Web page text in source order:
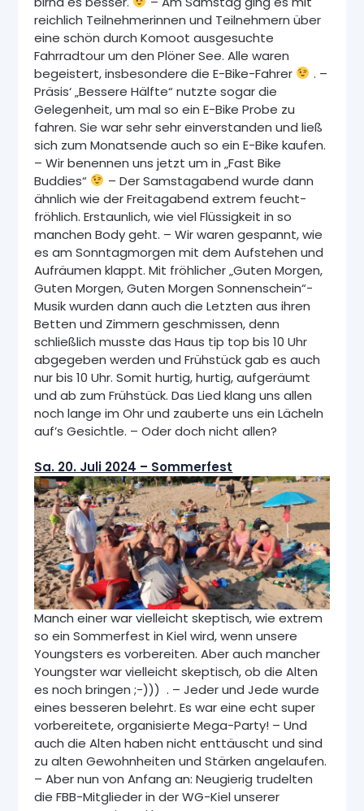
reichlich Teilnehmerinnen und Teilnehmern über
eine schön durch Komoot ausgesuchte
Fahrradtour um den Plöner See. Alle waren
begeistert, insbesondere die E-Bike-Fahrer
. –
Präsis‘ „Bessere Hälfte“ nutzte sogar die
Gelegenheit, um mal so ein E-Bike Probe zu
fahren. Sie war sehr sehr einverstanden und ließ
sich zum Monatsende auch so ein E-Bike kaufen.
– Wir benennen uns jetzt um in „Fast Bike
Buddies“
– Der Samstagabend wurde dann
ähnlich wie der Freitagabend extrem feucht-
fröhlich. Erstaunlich, wie viel Flüssigkeit in so
manchen Body geht. – Wir waren gespannt, wie
es am Sonntagmorgen mit dem Aufstehen und
Aufräumen klappt. Mit fröhlicher „Guten Morgen,
Guten Morgen, Guten Morgen Sonnenschein“-
Musik wurden dann auch die Letzten aus ihren
Betten und Zimmern geschmissen, denn
schließlich musste das Haus tip top bis 10 Uhr
abgegeben werden und Frühstück gab es auch
nur bis 10 Uhr. Somit hurtig, hurtig, aufgeräumt
und ab zum Frühstück. Das Lied klang uns allen
noch lange im Ohr und zauberte uns ein Lächeln
auf’s Gesichtle. – Oder doch nicht allen?
Sa. 20. Juli 2024 – Sommerfest
Manch einer war vielleicht skeptisch, wie extrem
so ein Sommerfest in Kiel wird, wenn unsere
Youngsters es vorbereiten. Aber auch mancher
Youngster war vielleicht skeptisch, ob die Alten
es noch bringen ;-))) . – Jeder und Jede wurde
eines besseren belehrt. Es war eine echt super
vorbereitete, organisierte Mega-Party! – Und
auch die Alten haben nicht enttäuscht und sind
zu alten Gewohnheiten und Stärken angelaufen.
– Aber nun von Anfang an: Neugierig trudelten
die FBB-Mitglieder in der WG-Kiel unserer